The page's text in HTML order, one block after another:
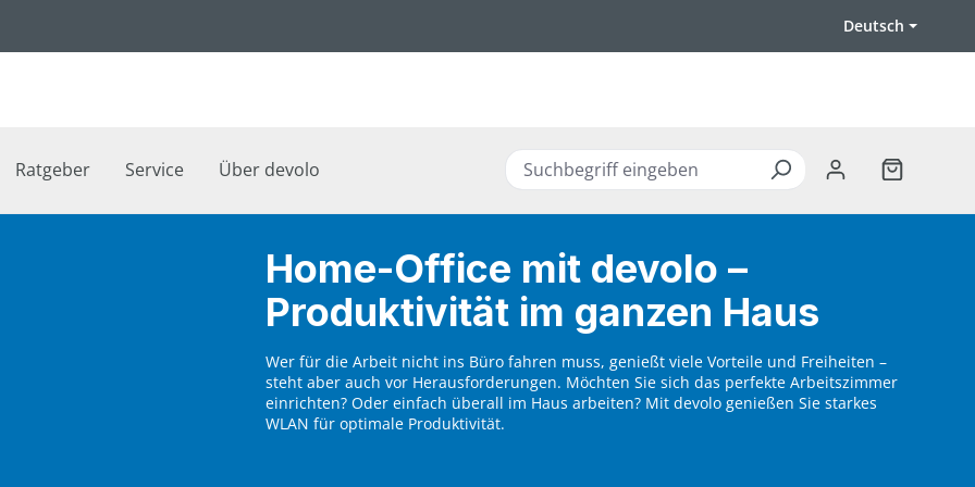
Deutsch
Ratgeber Service Über devolo
Home-Office mit devolo –
Produktivität im ganzen Haus
Wer für die Arbeit nicht ins Büro fahren muss, genießt viele Vorteile und Freiheiten –
steht aber auch vor Herausforderungen. Möchten Sie sich das perfekte Arbeitszimmer
einrichten? Oder einfach überall im Haus arbeiten? Mit devolo genießen Sie starkes
WLAN für optimale Produktivität.